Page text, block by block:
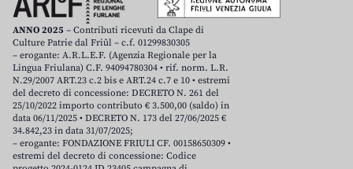
ANNO 2025 – Contributi ricevuti da Clape di
Culture Patrie dal Friûl – c.f. 01299830305
– erogante: A.R.L.E.F. (Agenzia Regionale per la
Lingua Friulana) C.F. 94094780304 • rif. norm. L.R.
N.29/2007 ART.23 c.2 bis e ART.24 c.7 e 10 • estremi
del decreto di concessione: DECRETO N. 261 del
25/10/2022 importo contributo € 3.500,00 (saldo) in
data 06/11/2025 • DECRETO N. 173 del 27/06/2025 €
34.842,23 in data 31/07/2025;
– erogante: FONDAZIONE FRIULI CF. 00158650309 •
estremi del decreto di concessione: Codice